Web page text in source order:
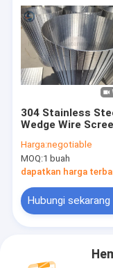
304 Stainless
Wedge Wire
Harga:negotiable
MOQ:1 buah
dapatkan harga
Hubungi sekarang